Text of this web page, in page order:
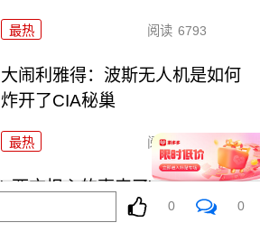
最热 阅读 6793
大闹利雅得：波斯无人机是如何
炸开了CIA秘巢
最热 阅读 13556
\"西方担心的事来了\"？俄强硬派
0 0